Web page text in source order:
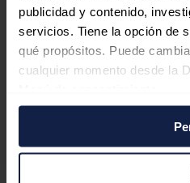
publicidad y contenido,
servicios. Tiene la opción de
qué propósitos. Puede
cualquier momento desde la
Si lo permite, también
Recopilar información
puede tener una
La australiana
autorización